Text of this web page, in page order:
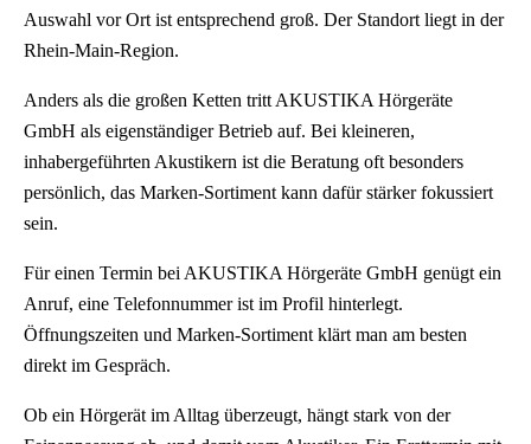
Auswahl vor Ort ist entsprechend groß. Der Standort liegt in der
Rhein-Main-Region.
Anders als die großen Ketten tritt AKUSTIKA Hörgeräte
GmbH als eigenständiger Betrieb auf. Bei kleineren,
inhabergeführten Akustikern ist die Beratung oft besonders
persönlich, das Marken-Sortiment kann dafür stärker fokussiert
sein.
Für einen Termin bei AKUSTIKA Hörgeräte GmbH genügt ein
Anruf, eine Telefonnummer ist im Profil hinterlegt.
Öffnungszeiten und Marken-Sortiment klärt man am besten
direkt im Gespräch.
Ob ein Hörgerät im Alltag überzeugt, hängt stark von der